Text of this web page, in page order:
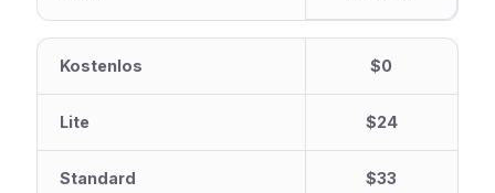
Kostenlos $0
Lite $24
Standard $33